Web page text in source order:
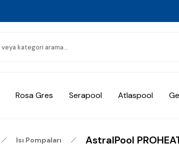
Rosa Gres Serapool Atlaspool
Isı Pompaları AstralPool